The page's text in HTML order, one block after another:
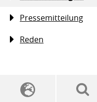
Pressemitteilung
Reden
SSW-Politik von A bis Z